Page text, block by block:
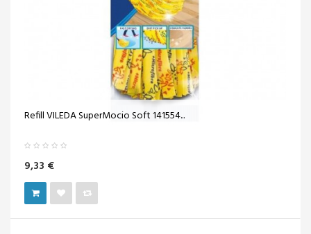
Refill VILEDA SuperMocio Soft 141554...
9,33 €